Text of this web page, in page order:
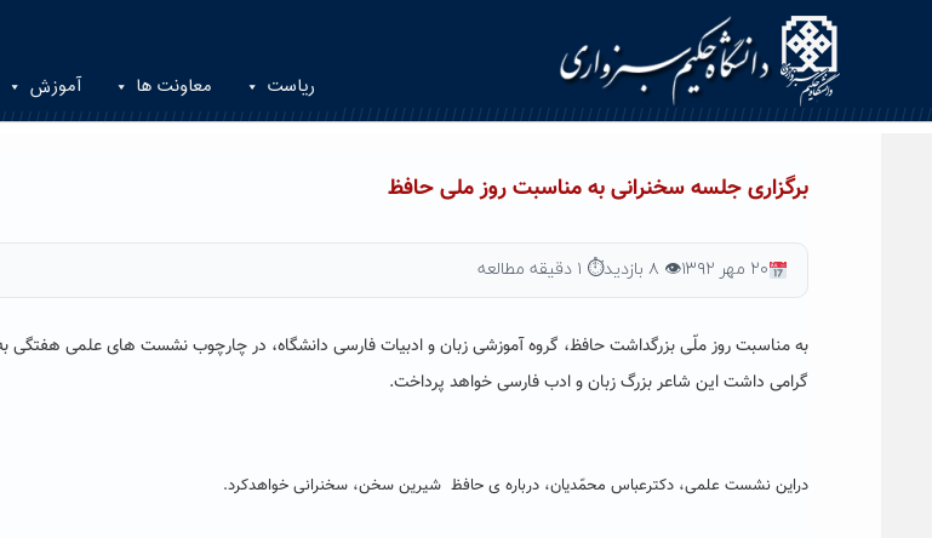
ریاست معاونت ها آموزش
برگزاری جلسه سخنرانی به مناسبت روز ملی حافظ
۲۰ مهر ۱۳۹۲ 👁 ۸ بازدید ⏱ ۱ دقیقه مطالعه
به مناسبت روز ملّی بزرگداشت حافظ، گروه آموزشی زبان و ادبیات فارسی دانشگاه، در چارچوب نشست های علمی هفتگی
گرامی داشت این شاعر بزرگ زبان و ادب فارسی خواهد پرداخت.
دراین نشست علمی، دکترعباس محمّدیان، درباره ی حافظ شیرین سخن، سخنرانی خواهدکرد.